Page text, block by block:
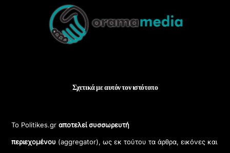
Top
Σχετικά με αυτόν τον ιστότοπο
Το Politikes.grαποτελεί συσσωρευτή
περιεχομένου (aggregator), ως εκ τούτου τα άρθρα, εικόνες και